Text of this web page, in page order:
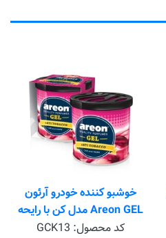
خوشبو کننده خودرو آرئون
Areon GEL مدل کن با رایحه
ANTI TOBACO
کد محصول: GCK13